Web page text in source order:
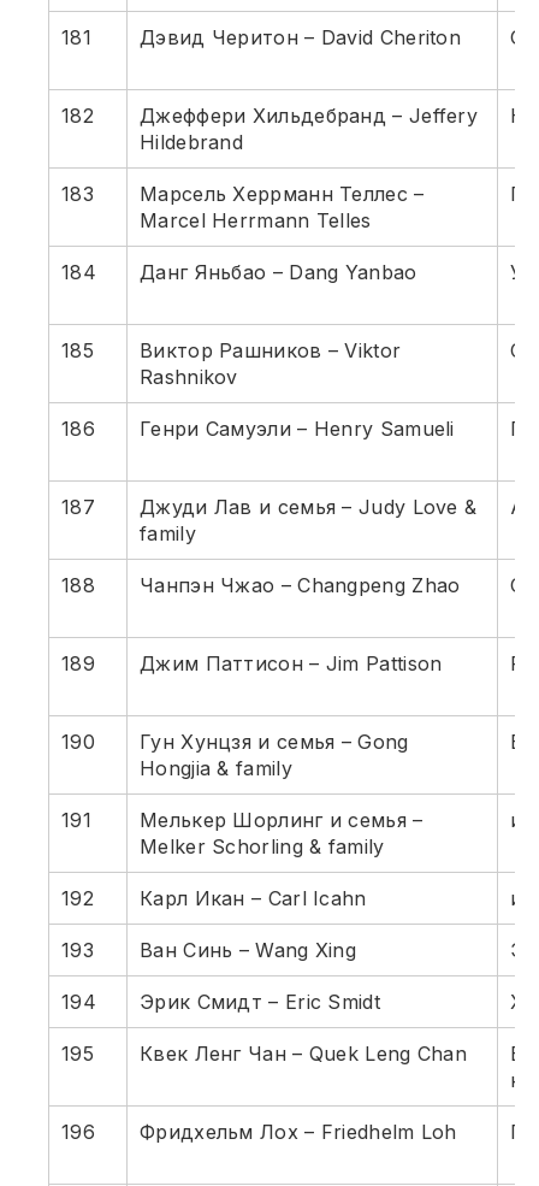
181 Дэвид Черитон – David Cheriton
182
Джеффери Хильдебранд – Jeffery
Hildebrand
183
Марсель Херрманн Теллес –
Marcel Herrmann Telles
184 Данг Яньбао – Dang Yanbao
185
Виктор Рашников – Viktor
Rashnikov
186 Генри Самуэли – Henry Samueli
187
Джуди Лав и семья – Judy Love &
family
188 Чанпэн Чжао – Changpeng Zhao
189 Джим Паттисон – Jim Pattison
190
Гун Хунцзя и семья – Gong
Hongjia & family
191
Мелькер Шорлинг и семья –
Melker Schorling & family
192 Карл Икан – Carl Icahn
193 Ван Синь – Wang Xing
194 Эрик Смидт – Eric Smidt
195 Квек Ленг Чан – Quek Leng Chan
196 Фридхельм Лох – Friedhelm Loh